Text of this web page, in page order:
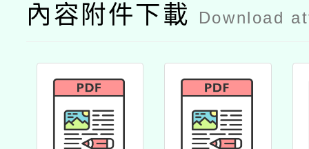
內容附件下載 Download